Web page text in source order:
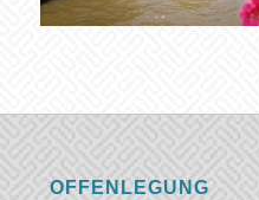
OFFENLEGUNG